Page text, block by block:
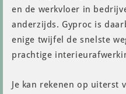
en de werkvloer in
anderzijds. Gyproc is
enige twijfel de snelste
prachtige
Je kan rekenen op uiterst